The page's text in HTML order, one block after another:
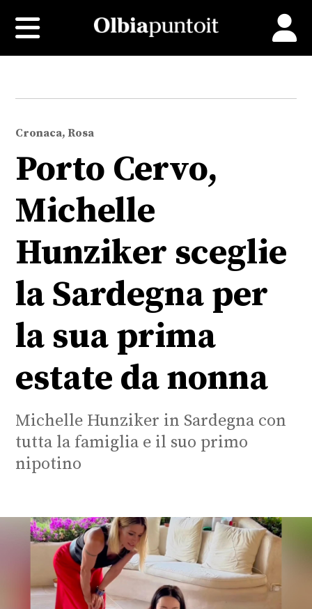
Cronaca, Rosa
Porto Cervo,
Michelle
Hunziker sceglie
la Sardegna per
la sua prima
estate da nonna
Michelle Hunziker in Sardegna con
tutta la famiglia e il suo primo
nipotino